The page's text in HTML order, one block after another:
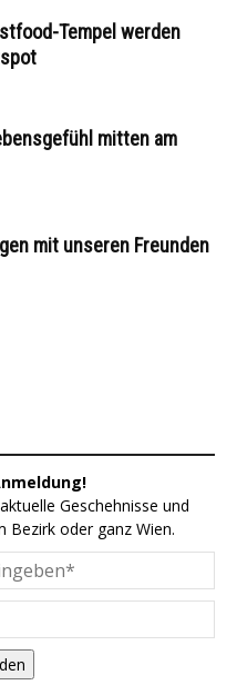
Tempel werden
mitten am
mit unseren Freunden
Geschehnisse und
Bezirk oder ganz Wien.